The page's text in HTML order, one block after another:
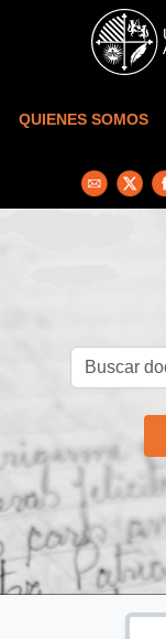
Skip to main content
QUIENES SOMOS